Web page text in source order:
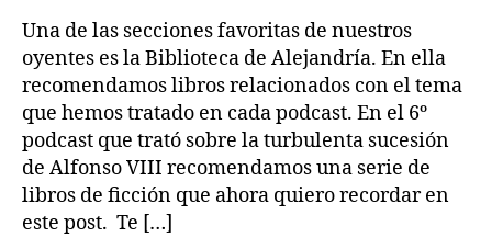
Una de las secciones favoritas de nuestros
oyentes es la Biblioteca de Alejandría. En ella
recomendamos libros relacionados con el tema
que hemos tratado en cada podcast. En el 6º
podcast que trató sobre la turbulenta sucesión
de Alfonso VIII recomendamos una serie de
libros de ficción que ahora quiero recordar en
este post. Te […]